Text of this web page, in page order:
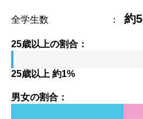
全学生数 ： 約
25歳以上の割合：
25歳以上 約1%
男女の割合：